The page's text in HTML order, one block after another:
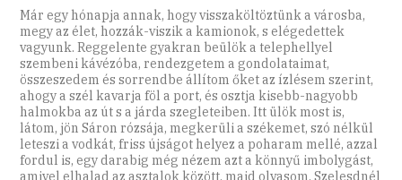
Már egy hónapja annak, hogy visszaköltöztünk a városba,
megy az élet, hozzák-viszik a kamionok, s elégedettek
vagyunk. Reggelente gyakran beülök a telephellyel
szembeni kávézóba, rendezgetem a gondolataimat,
összeszedem és sorrendbe állítom őket az ízlésem szerint,
ahogy a szél kavarja föl a port, és osztja kisebb-nagyobb
halmokba az út s a járda szegleteiben. Itt ülök most is,
látom, jön Sáron rózsája, megkerüli a székemet, szó nélkül
leteszi a vodkát, friss újságot helyez a poharam mellé, azzal
fordul is, egy darabig még nézem azt a könnyű imbolygást,